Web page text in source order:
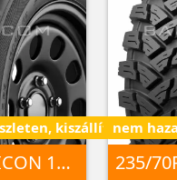
kiszállítás 3 - 7
235/70R16 RUBICON 113/111 R
nem
235/